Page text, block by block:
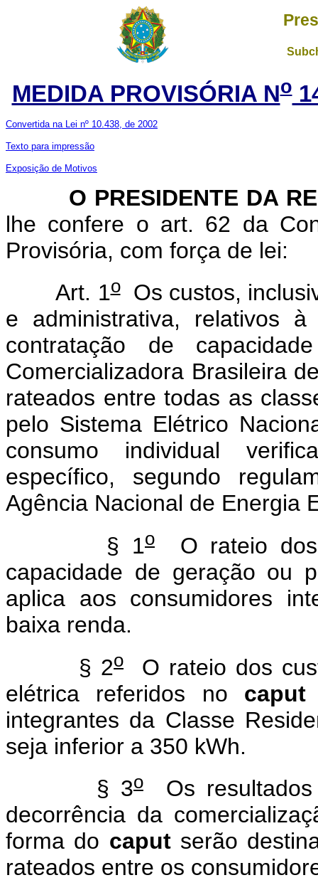
MEDIDA PROVISÓRIA No
Convertida na Lei nº 10.438, de 2002
Texto para impressão
Exposição de Motivos
O PRESIDENTE DA
lhe confere o art. 62 da
Provisória, com força de lei:
Art. 1oOs custos,
e administrativa, relativos
contratação de
Comercializadora Brasileira
rateados entre todas as
pelo Sistema Elétrico
consumo individual
específico, segundo
Agência Nacional de Energia
§ 1o O rateio dos
capacidade de geração ou
aplica aos consumidores
baixa renda.
§ 2o
O rateio dos
elétrica referidos no caput
integrantes da Classe
seja inferior a 350 kWh.
§ 3o Os resultados
decorrência da
forma do caputserão
rateados entre os